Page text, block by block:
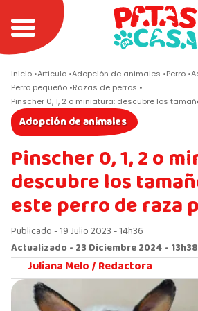
Inicio Articulo Adopción de animales Perro
Perro pequeño Razas de perros
Pinscher 0, 1, 2 o miniatura: descubre los
Adopción de animales
Pinscher 0, 1, 2 o
descubre los
este perro de raza
Publicado - 19 Julio 2023 - 14h36
Actualizado - 23 Diciembre 2024 - 13h38
Juliana Melo /Redactora